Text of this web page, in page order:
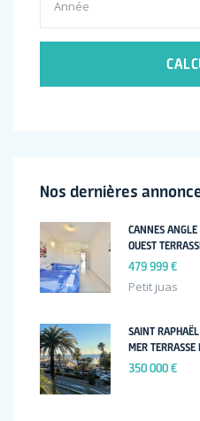
Nos dernières
CANNES
OUEST
479 999 €
Petit juas
SAINT
MER TERRASSE
350 000 €